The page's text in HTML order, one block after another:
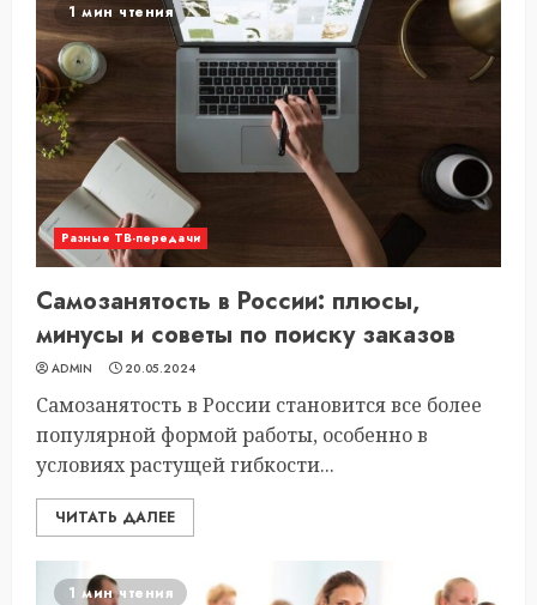
1 мин чтения
Разные ТВ-передачи
Самозанятость в России: плюсы,
минусы и советы по поиску заказов
ADMIN 20.05.2024
Самозанятость в России становится все более
популярной формой работы, особенно в
условиях растущей гибкости...
ЧИТАТЬ ДАЛЕЕ
1 мин чтения